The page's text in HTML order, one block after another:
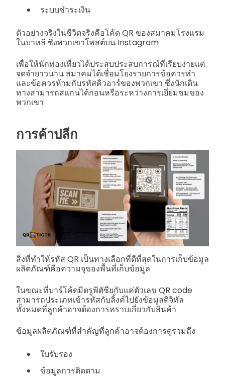
ระบบชำระเงิน
ตัวอย่างจริงในชีวิตจริงคือโค้ด QR ของสมาคมโรงแรม
ในบาหลี ซึ่งพวกเขาโพสต์บน Instagram
เพื่อให้นักท่องเที่ยวได้ประสบประสบการณ์ที่เรียบง่ายแต่
จดจำยาวนาน สมาคมได้เชื่อมโยงรายการข้อควรทำ
และข้อควรห้ามกับรหัสคิวอาร์ของพวกเขา ซึ่งนักเดิน
ทางสามารถสแกนได้ก่อนหรือระหว่างการเยี่ยมชมของ
พวกเขา
การค้าปลีก
สิ่งที่ทำให้รหัส QR เป็นทางเลือกที่ดีที่สุดในการเก็บข้อมูล
ผลิตภัณฑ์คือความจุของพื้นที่เก็บข้อมูล
ในขณะที่บาร์โค้ดมิตรูพิตัซียกับแค่ตัวเลข QR code
สามารถประเภทเข้ารหัสกับลิ้งค์ไปยังข้อมูลดิจิทัล
ทั้งหมดที่ลูกค้าอาจต้องการทราบเกี่ยวกับสินค้า
ข้อมูลผลิตภัณฑ์ที่สำคัญที่ลูกค้าอาจต้องการดูรวมถึง
ใบรับรอง
ข้อมูลการติดตาม